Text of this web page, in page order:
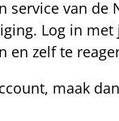
service van de
Log in met
en zelf te
maak